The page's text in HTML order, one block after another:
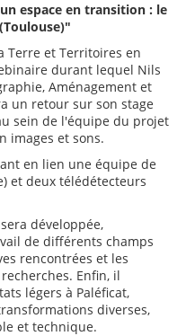
espace en transition : le
Terre et Territoires en
durant lequel Nils
Aménagement et
un retour sur son stage
sein de l'équipe du projet
images et sons.
en lien une équipe de
et deux télédétecteurs
développée,
de différents champs
rencontrées et les
Enfin, il
légers à Paléficat,
diverses,
et technique.